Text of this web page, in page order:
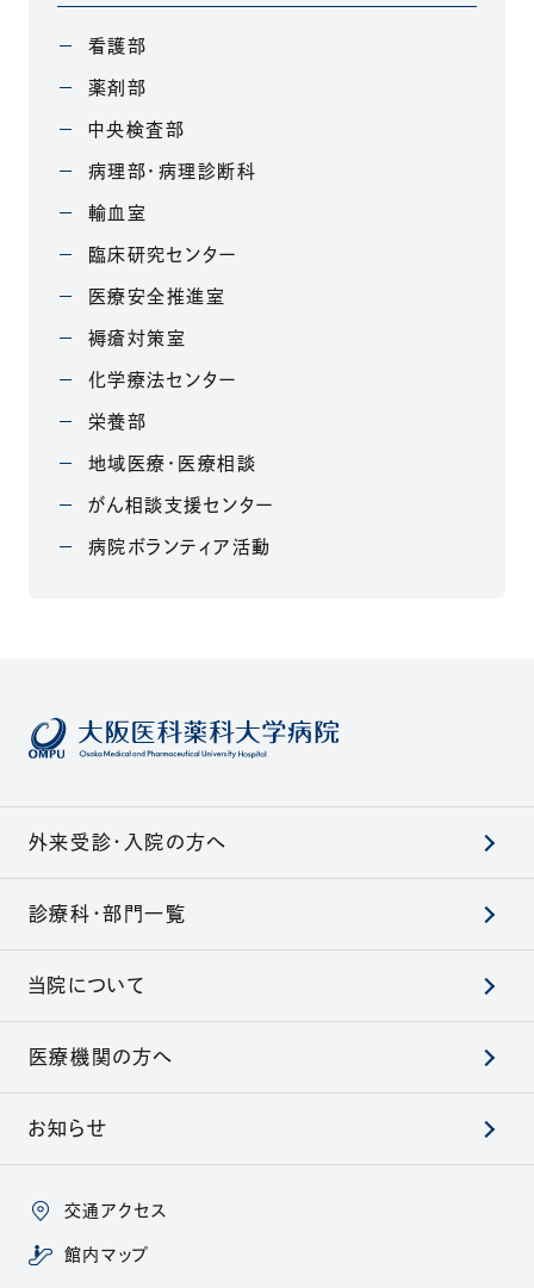
看護部
薬剤部
中央検査部
病理部・病理診断科
輸血室
臨床研究センター
医療安全推進室
褥瘡対策室
化学療法センター
栄養部
地域医療・医療相談
がん相談支援センター
病院ボランティア活動
外来受診・入院の方へ
診療科・部門一覧
当院について
医療機関の方へ
お知らせ
交通アクセス
館内マップ